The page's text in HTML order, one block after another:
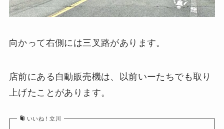
向かって右側には三叉路があります。
店前にある自動販売機は、以前いーたちでも取り
上げたことがあります。
いいね！立川